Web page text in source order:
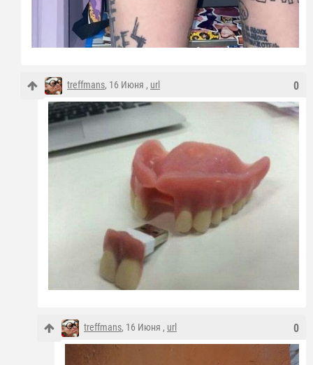
0
treffmans, 16 Июня , url
0
treffmans, 16 Июня , url